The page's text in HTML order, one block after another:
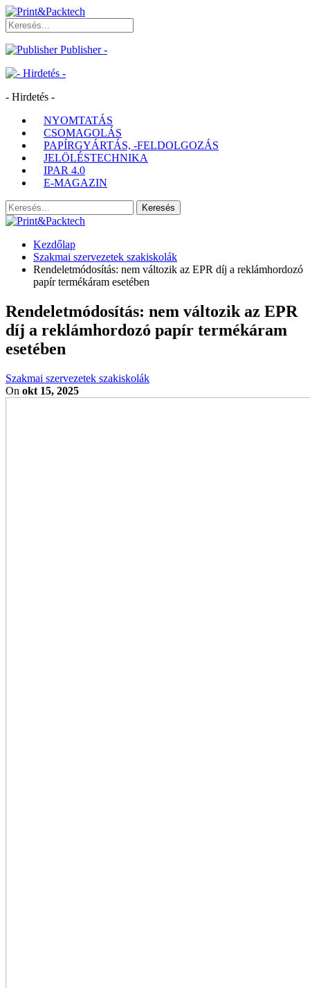
Publisher -
- Hirdetés -
NYOMTATÁS
CSOMAGOLÁS
PAPÍRGYÁRTÁS, -FELDOLGOZÁS
JELÖLÉSTECHNIKA
IPAR 4.0
E-MAGAZIN
Kezdőlap
Szakmai szervezetek szakiskolák
Rendeletmódosítás: nem változik az EPR díj a reklámhordozó
papír termékáram esetében
Rendeletmódosítás: nem változik az EPR
díj a reklámhordozó papír termékáram
esetében
Szakmai szervezetek szakiskolák
On okt 15, 2025